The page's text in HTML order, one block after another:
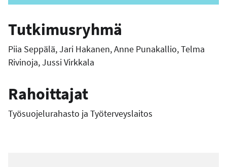
k
p
s
t
o
s
o
Tutkimusryhmä
Piia Seppälä, Jari Hakanen, Anne Punakallio, Telma
Rivinoja, Jussi Virkkala
Rahoittajat
Työsuojelurahasto ja Työterveyslaitos